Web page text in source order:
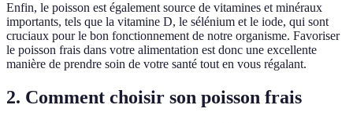
Enfin, le poisson est également source de vitamines et minéraux
importants, tels que la vitamine D, le sélénium et le iode, qui sont
cruciaux pour le bon fonctionnement de notre organisme. Favoriser
le poisson frais dans votre alimentation est donc une excellente
manière de prendre soin de votre santé tout en vous régalant.
2. Comment choisir son poisson frais